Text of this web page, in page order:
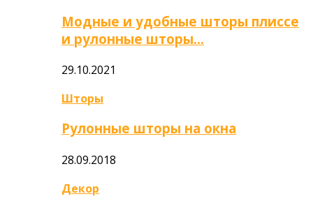
Модные и удобные шторы плиссе
и рулонные шторы…
29.10.2021
Шторы
Рулонные шторы на окна
28.09.2018
Декор